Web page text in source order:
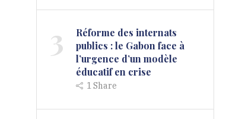
3
Réforme des internats
publics : le Gabon face à
l’urgence d’un modèle
éducatif en crise
1Share